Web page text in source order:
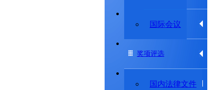
国际会议
专题研究委员会
奖项评选
国内法律文件
法律法规